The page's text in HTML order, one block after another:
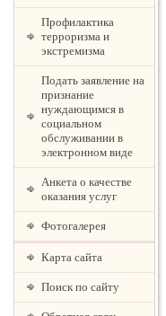
Профилактика
терроризма и
экстремизма
Подать заявление на
признание
нуждающимся в
социальном
обслуживании в
электронном виде
Анкета о качестве
оказания услуг
Фотогалерея
Карта сайта
Поиск по сайту